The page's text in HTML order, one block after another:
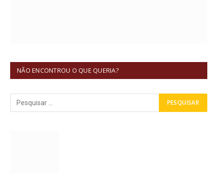
NÃO ENCONTROU O QUE QUERIA?